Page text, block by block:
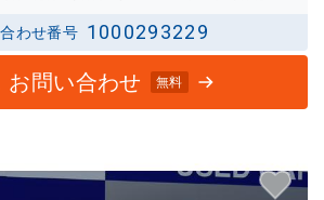
わせ番号 1000293229
お問い合わせ 無料